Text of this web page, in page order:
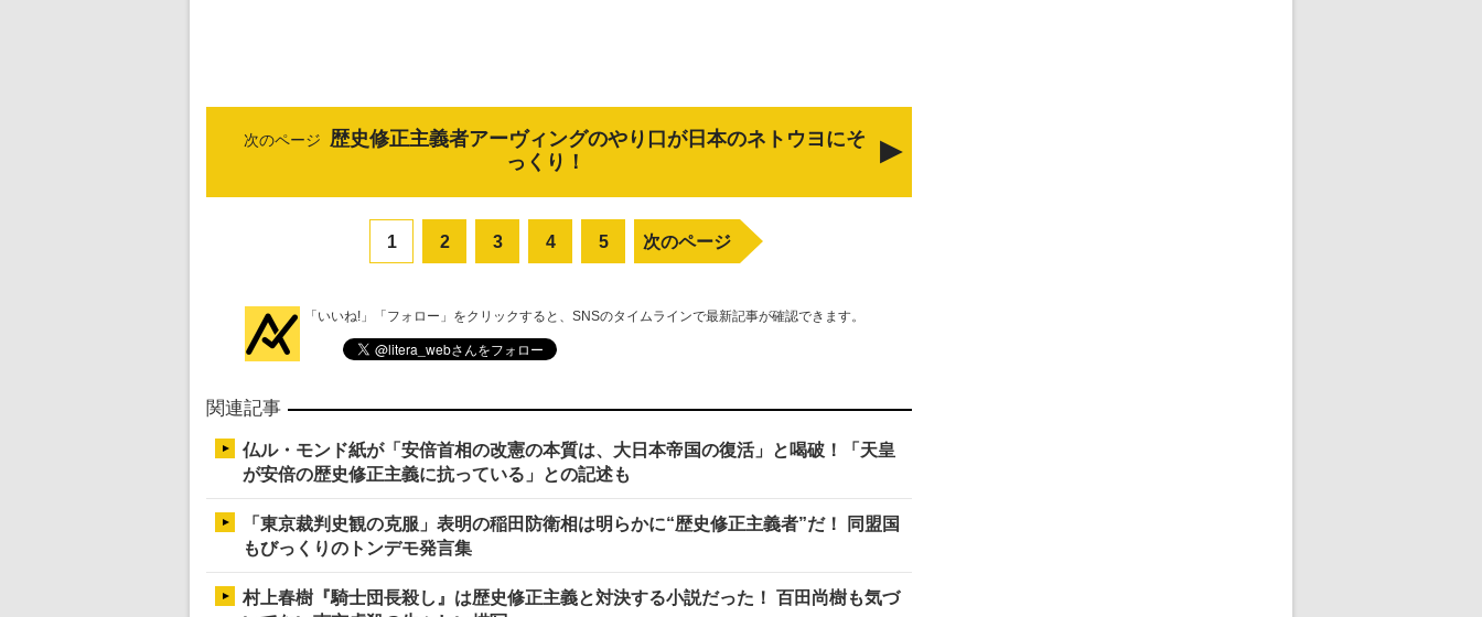
次のページ
歴史修正主義者アーヴィングのやり口が日本のネトウヨにそ
っくり！
1 2 3 4 5 次のページ
「いいね!」「フォロー」をクリックすると、SNSのタイムラインで最新記事が確認できます。
関連記事
仏ル・モンド紙が「安倍首相の改憲の本質は、大日本帝国の復活」と喝破！「天皇
が安倍の歴史修正主義に抗っている」との記述も
「東京裁判史観の克服」表明の稲田防衛相は明らかに“歴史修正主義者”だ！ 同盟国
もびっくりのトンデモ発言集
村上春樹『騎士団長殺し』は歴史修正主義と対決する小説だった！ 百田尚樹も気づ